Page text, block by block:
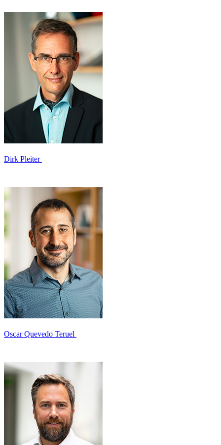
Dirk Pleiter
Oscar Quevedo Teruel